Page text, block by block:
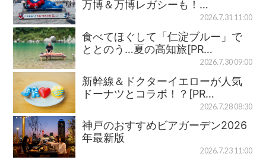
万博＆万博レガシーも！…
2026.7.31 11:00
食べてほぐして「仁淀ブルー」で
ととのう…夏の高知旅[PR…
2026.7.30 09:00
新幹線＆ドクターイエローが人気
ドーナツとコラボ！？[PR…
2026.7.28 08:30
神戸のおすすめビアガーデン2026
年最新版
2026.7.23 11:00